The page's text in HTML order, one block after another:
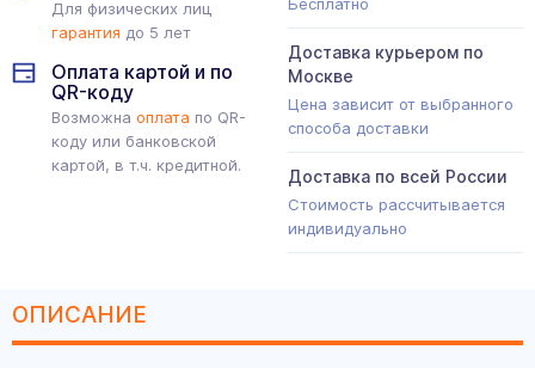
Для физических лиц
гарантия до 5 лет
Оплата картой и по
QR-коду
Возможна оплата по QR-
коду или банковской
картой, в т.ч. кредитной.
Доставка курьером по
Москве
Цена зависит от выбранного
способа доставки
Доставка по всей России
Стоимость рассчитывается
индивидуально
ОПИСАНИЕ